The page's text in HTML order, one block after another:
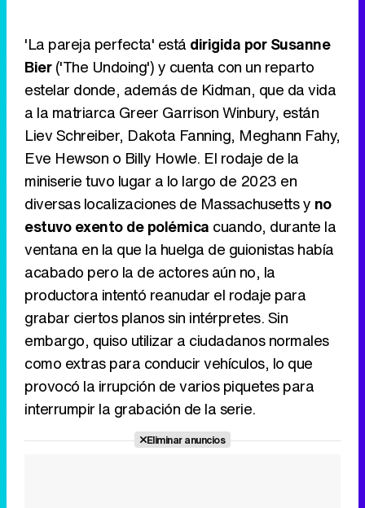
'La pareja perfecta' está dirigida por Susanne
Bier('The Undoing') y cuenta con un reparto
estelar donde, además de Kidman, que da vida
a la matriarca Greer Garrison Winbury, están
Liev Schreiber, Dakota Fanning, Meghann Fahy,
Eve Hewson o Billy Howle. El rodaje de la
miniserie tuvo lugar a lo largo de 2023 en
diversas localizaciones de Massachusetts y no
estuvo exento de polémica cuando, durante la
ventana en la que la huelga de guionistas había
acabado pero la de actores aún no, la
productora intentó reanudar el rodaje para
grabar ciertos planos sin intérpretes. Sin
embargo, quiso utilizar a ciudadanos normales
como extras para conducir vehículos, lo que
provocó la irrupción de varios piquetes para
interrumpir la grabación de la serie.
Eliminar anuncios